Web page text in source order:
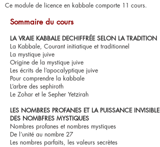
Ce module de licence en kabbale comporte 11 cours.
Sommaire du cours
LA VRAIE KABBALE DECHIFFRÉE SELON LA TRADITION
La Kabbale, Courant initiatique et traditionnel
La mystique juive
Origine de la mystique juive
Les écrits de l’apocalyptique juive
Pour comprendre la kabbale
L’arbre des sephiroth
Le Zohar et le Sepher Yetzirah
LES NOMBRES PROFANES ET LA PUISSANCE INVISIBLE
DES NOMBFRES MYSTIQUES
Nombres profanes et nombres mystiques
De l’unité au nombre 27
Les nombres parfaits, les valeurs secrètes